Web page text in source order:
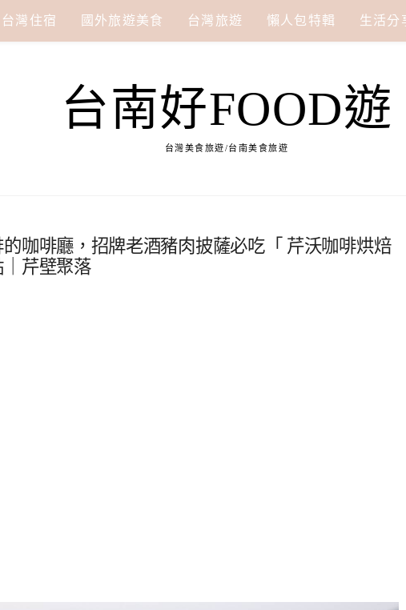
台灣住宿 國外旅遊美食 台灣旅遊 懶人包特輯 生活分
台南好FOOD遊
台灣美食旅遊/台南美食旅遊
咖啡廳，招牌老酒豬肉披薩必吃「 芹沃咖啡烘焙
芹壁聚落